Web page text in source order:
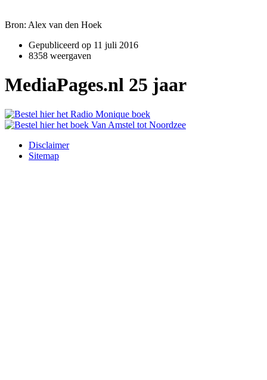
Bron: Alex van den Hoek
Gepubliceerd op 11 juli 2016
8358 weergaven
MediaPages.nl 25 jaar
Disclaimer
Sitemap